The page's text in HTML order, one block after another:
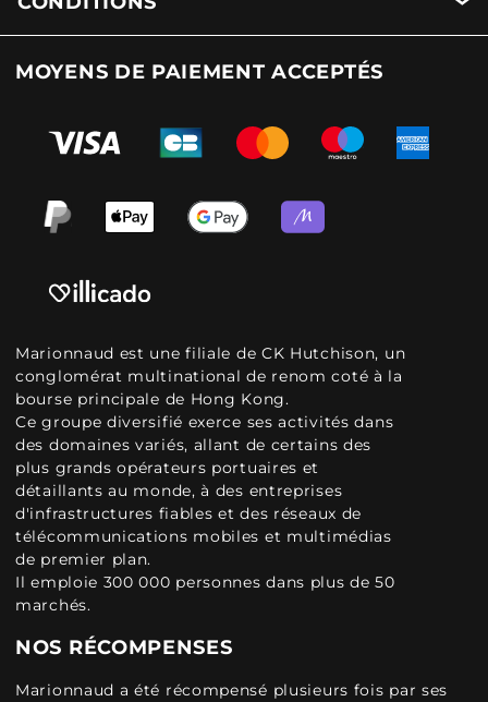
MOYENS DE PAIEMENT ACCEPTÉS
Marionnaud est une filiale de CK Hutchison, un
conglomérat multinational de renom coté à la
bourse principale de Hong Kong.
Ce groupe diversifié exerce ses activités dans
des domaines variés, allant de certains des
plus grands opérateurs portuaires et
détaillants au monde, à des entreprises
d'infrastructures fiables et des réseaux de
télécommunications mobiles et multimédias
de premier plan.
Il emploie 300 000 personnes dans plus de 50
marchés.
NOS RÉCOMPENSES
Marionnaud a été récompensé plusieurs fois par ses